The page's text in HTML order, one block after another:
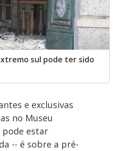
sul pode ter sido
e exclusivas
no Museu
pode estar
-- é sobre a pré-